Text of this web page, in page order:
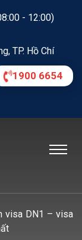
- 12:00)
TP. Hồ Chí
visa DN1 – visa
1900 6654